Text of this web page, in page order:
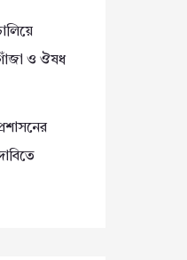
ও ঔষধ